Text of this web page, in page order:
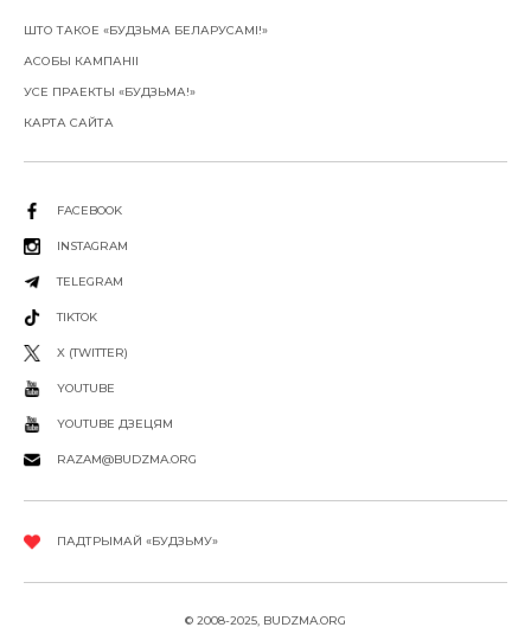
ШТО ТАКОЕ «БУДЗЬМА БЕЛАРУСАМІ!»
АСОБЫ КАМПАНІІ
УСЕ ПРАЕКТЫ «БУДЗЬМА!»
КАРТА САЙТА
FACEBOOK
INSTAGRAM
TELEGRAM
TIKTOK
X (TWITTER)
YOUTUBE
YOUTUBE ДЗЕЦЯМ
RAZAM@BUDZMA.ORG
ПАДТРЫМАЙ «БУДЗЬМУ»
© 2008-2025, BUDZMA.ORG